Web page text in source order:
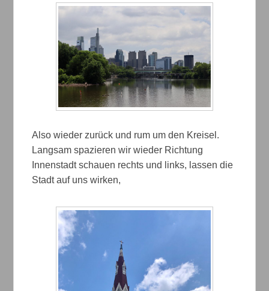
Also wieder zurück und rum um den Kreisel.
Langsam spazieren wir wieder Richtung
Innenstadt schauen rechts und links, lassen die
Stadt auf uns wirken,